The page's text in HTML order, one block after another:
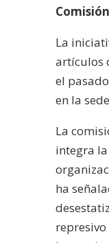
La
artículos
el
en la
La
integra
ha
represivo